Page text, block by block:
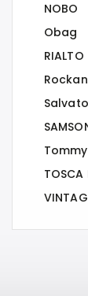
NOBO
Obag
RIALTO
TOSCA